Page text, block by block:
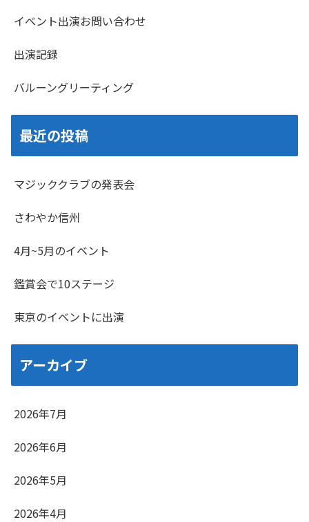
イベント出演お問い合わせ
出演記録
バルーングリーティング
最近の投稿
マジッククラブの発表会
さわやか信州
4月~5月のイベント
鑑賞会で10ステージ
東京のイベントに出演
アーカイブ
2026年7月
2026年6月
2026年5月
2026年4月